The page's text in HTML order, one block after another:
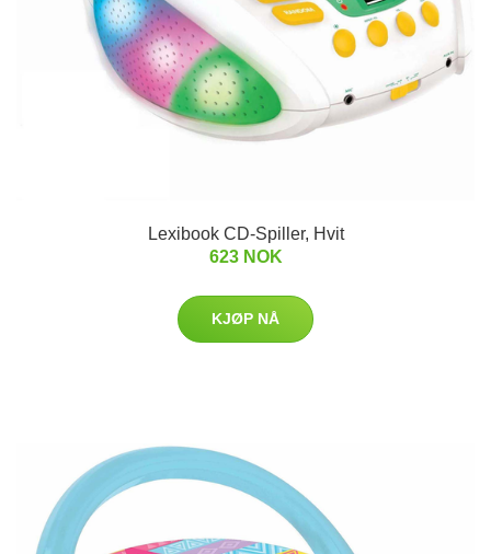
Lexibook CD-Spiller, Hvit
623 NOK
KJØP NÅ